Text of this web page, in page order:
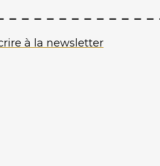
à la newsletter